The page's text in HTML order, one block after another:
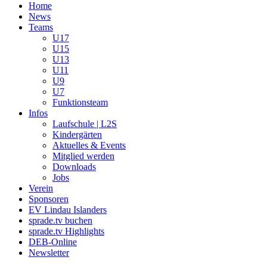
Home
News
Teams
U17
U15
U13
U11
U9
U7
Funktionsteam
Infos
Laufschule | L2S
Kindergärten
Aktuelles & Events
Mitglied werden
Downloads
Jobs
Verein
Sponsoren
EV Lindau Islanders
sprade.tv buchen
sprade.tv Highlights
DEB-Online
Newsletter